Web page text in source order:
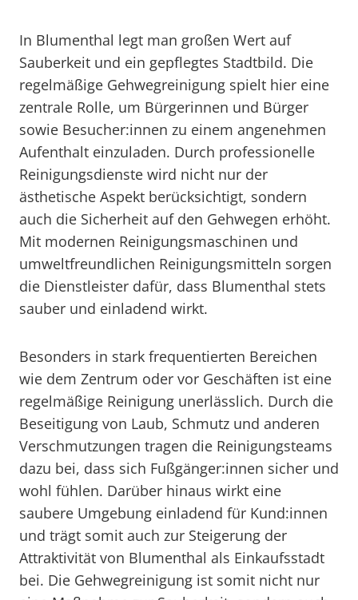
In Blumenthal legt man großen Wert auf
Sauberkeit und ein gepflegtes Stadtbild. Die
regelmäßige Gehwegreinigung spielt hier eine
zentrale Rolle, um Bürgerinnen und Bürger
sowie Besucher:innen zu einem angenehmen
Aufenthalt einzuladen. Durch professionelle
Reinigungsdienste wird nicht nur der
ästhetische Aspekt berücksichtigt, sondern
auch die Sicherheit auf den Gehwegen erhöht.
Mit modernen Reinigungsmaschinen und
umweltfreundlichen Reinigungsmitteln sorgen
die Dienstleister dafür, dass Blumenthal stets
sauber und einladend wirkt.
Besonders in stark frequentierten Bereichen
wie dem Zentrum oder vor Geschäften ist eine
regelmäßige Reinigung unerlässlich. Durch die
Beseitigung von Laub, Schmutz und anderen
Verschmutzungen tragen die Reinigungsteams
dazu bei, dass sich Fußgänger:innen sicher und
wohl fühlen. Darüber hinaus wirkt eine
saubere Umgebung einladend für Kund:innen
und trägt somit auch zur Steigerung der
Attraktivität von Blumenthal als Einkaufsstadt
bei. Die Gehwegreinigung ist somit nicht nur